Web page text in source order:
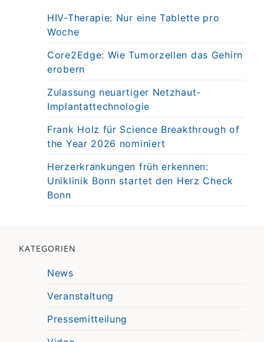
HIV-Therapie: Nur eine Tablette pro
Woche
Core2Edge: Wie Tumorzellen das Gehirn
erobern
Zulassung neuartiger Netzhaut-
Implantattechnologie
Frank Holz für Science Breakthrough of
the Year 2026 nominiert
Herzerkrankungen früh erkennen:
Uniklinik Bonn startet den Herz Check
Bonn
KATEGORIEN
News
Veranstaltung
Pressemitteilung